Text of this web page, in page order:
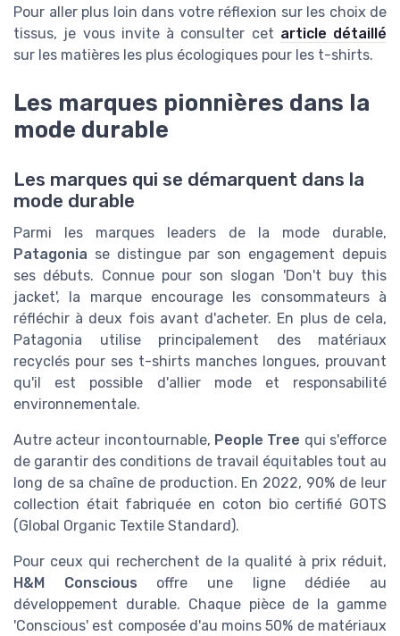
Pour aller plus loin dans votre réflexion sur les choix de
tissus, je vous invite à consulter cet article détaillé
sur les matières les plus écologiques pour les t-shirts.
Les marques pionnières dans la
mode durable
Les marques qui se démarquent dans la
mode durable
Parmi les marques leaders de la mode durable,
Patagonia se distingue par son engagement depuis
ses débuts. Connue pour son slogan 'Don't buy this
jacket', la marque encourage les consommateurs à
réfléchir à deux fois avant d'acheter. En plus de cela,
Patagonia utilise principalement des matériaux
recyclés pour ses t-shirts manches longues, prouvant
qu'il est possible d'allier mode et responsabilité
environnementale.
Autre acteur incontournable, People Tree qui s'efforce
de garantir des conditions de travail équitables tout au
long de sa chaîne de production. En 2022, 90% de leur
collection était fabriquée en coton bio certifié GOTS
(Global Organic Textile Standard).
Pour ceux qui recherchent de la qualité à prix réduit,
H&M Conscious offre une ligne dédiée au
développement durable. Chaque pièce de la gamme
'Conscious' est composée d'au moins 50% de matériaux